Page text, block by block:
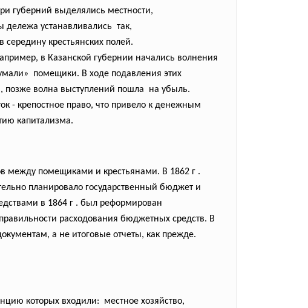
губерний выделялись местности,
устанавливались так,
крестьянских полей.
в Казанской губернии начались волнения
помещики. В ходе подавления этих
позже волна выступлений пошла на убыль.
- крепостное право, что привело к денежным
капитализма.
между помещиками и крестьянами. В 1862 г .
планировало государственный бюджет и
в 1864 г . был реформирован
расходования бюджетных средств. В
а не итоговые отчеты, как прежде.
которых входили: местное хозяйство,